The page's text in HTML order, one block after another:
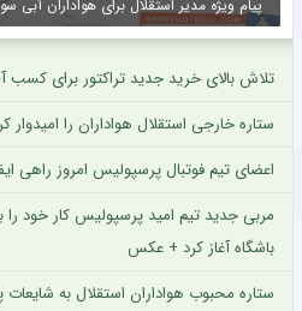
پیام ویژه مدیر استقلال برای هواداران آبی
تلاش بالای خرید جدید تراکتور برای
ستاره خارجی استقلال هواداران را
اعضای تیم فوتبال پرسپولیس امروز راهی
مربی جدید تیم امید پرسپولیس کار خود
باشگاه آغاز کرد + عکس
ستاره محبوب هواداران استقلال به